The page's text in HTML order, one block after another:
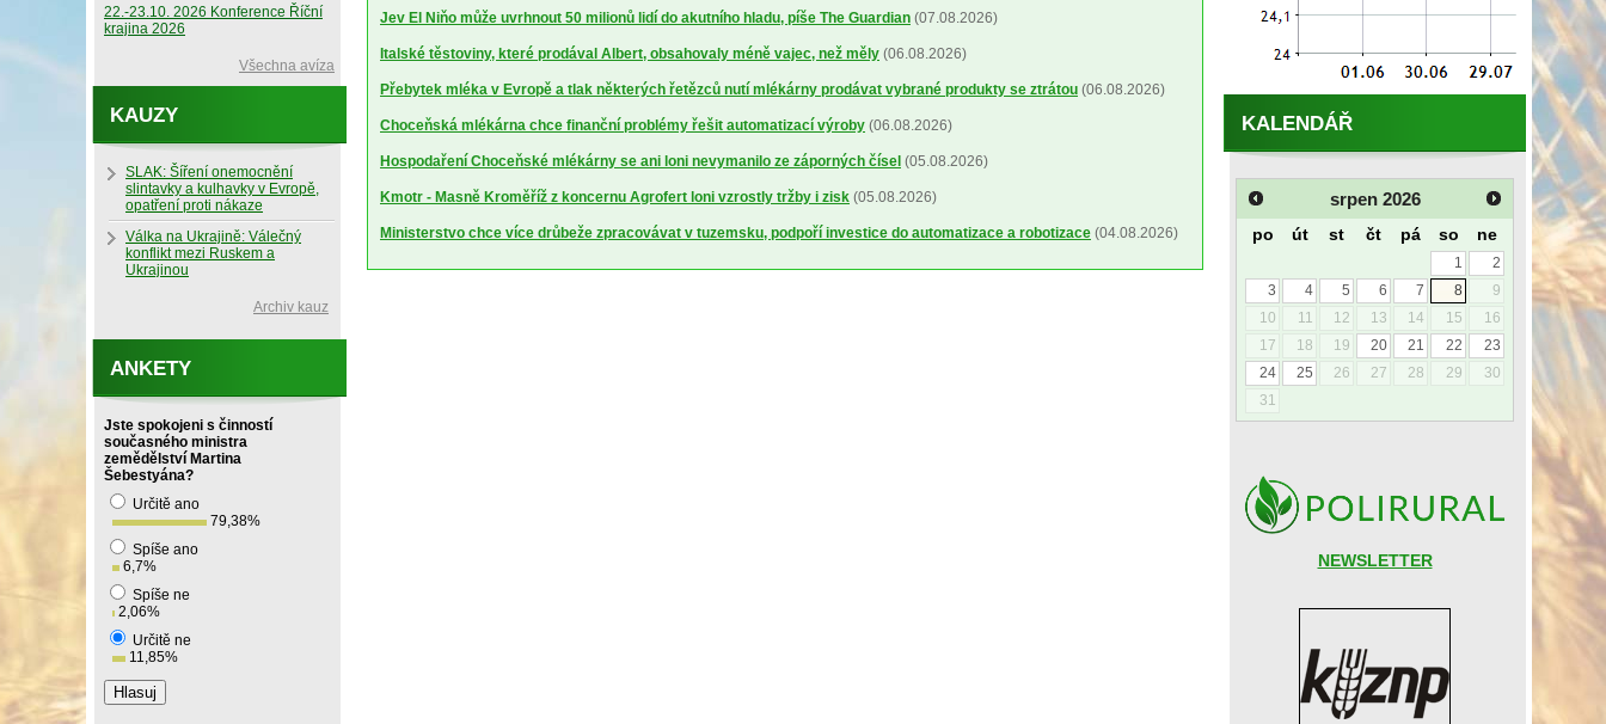
Jev El Niňo může uvrhnout 50 milionů lidí do akutního hladu, píše The Guardian (07.08.2026)
Italské těstoviny, které prodával Albert, obsahovaly méně vajec, než měly (06.08.2026)
Přebytek mléka v Evropě a tlak některých řetězců nutí mlékárny prodávat vybrané produkty se ztrátou (06.08.2026)
Choceňská mlékárna chce finanční problémy řešit automatizací výroby (06.08.2026)
Hospodaření Choceňské mlékárny se ani loni nevymanilo ze záporných čísel (05.08.2026)
Kmotr - Masně Kroměříž z koncernu Agrofert loni vzrostly tržby i zisk (05.08.2026)
Ministerstvo chce více drůbeže zpracovávat v tuzemsku, podpoří investice do automatizace a robotizace (04.08.2026)
KALENDÁŘ
srpen 2026
po út st čt pá so ne
1
2
3
4 5 6 7 8
9
10
11 12 13 14 15
16
17
18 19 20 21 22
23
24
25 26 27 28 29
30
31
NEWSLETTER
22.-23.10. 2026 Konference Říční
krajina 2026
Všechna avíza
KAUZY
SLAK: Šíření onemocnění
slintavky a kulhavky v Evropě,
opatření proti nákaze
Válka na Ukrajině: Válečný
konflikt mezi Ruskem a
Ukrajinou
Archiv kauz
ANKETY
Jste spokojeni s činností
současného ministra
zemědělství Martina
Šebestyána?
Určitě ano
79,38%
Spíše ano
6,7%
Spíše ne
2,06%
Určitě ne
11,85%